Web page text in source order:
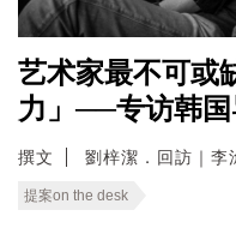
艺术家最不可或
力」──专访韩
撰文 劉梓潔．回訪｜李
提案on the desk